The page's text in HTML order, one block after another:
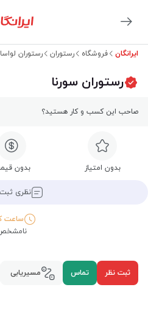
ایرانگان فروشگاه رستوران رستوران
رستوران سورنا
صاحب این کسب و کار هستید؟
بدون امتیاز بدون
نظری
ساعت
ثبت نظر تماس مسیریابی